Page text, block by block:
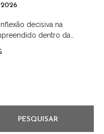
2026
decisiva na
dentro da…
PESQUISAR